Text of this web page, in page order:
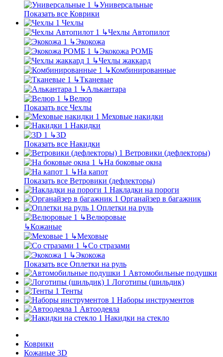
↳Универсальные
Показать все Коврики
Чехлы
↳Чехлы Автопилот
↳Экокожа
↳Экокожа РОМБ
↳Чехлы жаккард
↳Комбинированные
↳Тканевые
↳Алькантара
↳Велюр
Показать все Чехлы
Меховые накидки
Накидки
↳3D
Показать все Накидки
Ветровики (дефлекторы)
↳На боковые окна
↳На капот
Показать все Ветровики (дефлекторы)
Накладки на пороги
Органайзер в багажник
Оплетки на руль
↳Велюровые
↳Кожаные
↳Меховые
↳Со стразами
↳Экокожа
Показать все Оплетки на руль
Автомобильные подушки
Логотипы (шильдик)
Тенты
Наборы инструментов
Автоодеяла
Накидки на стекло
Коврики
Кожаные 3D